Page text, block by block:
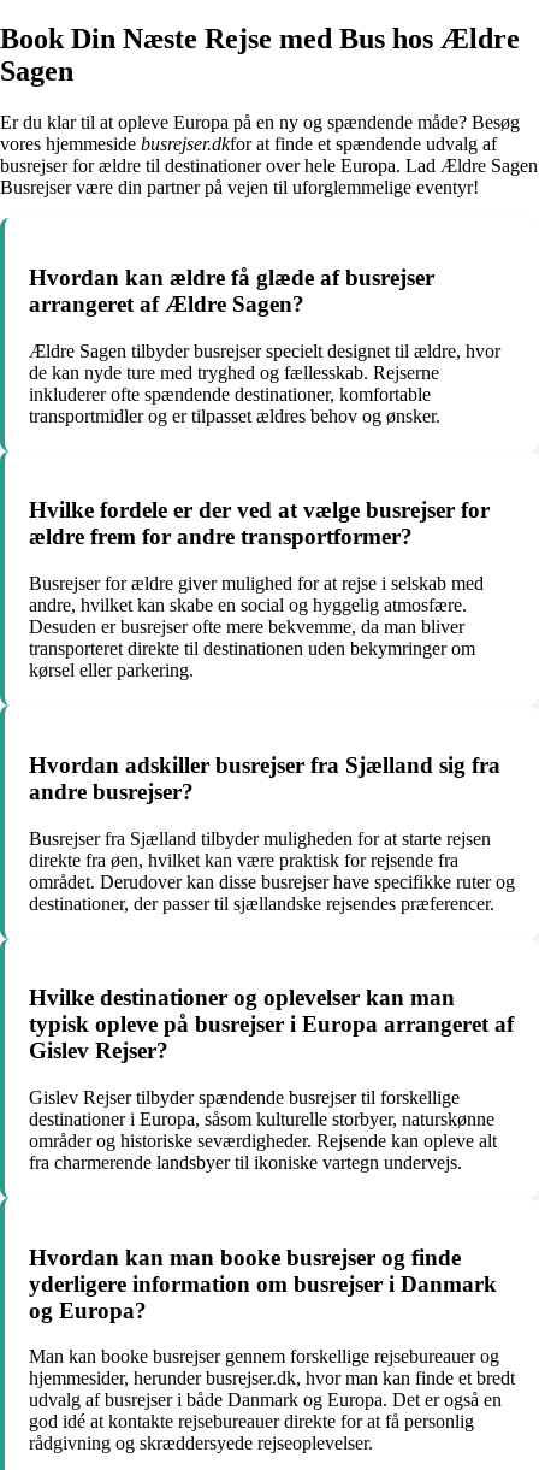
Book Din Næste Rejse med Bus hos Ældre
Sagen
Er du klar til at opleve Europa på en ny og spændende måde? Besøg
vores hjemmeside busrejser.dkfor at finde et spændende udvalg af
busrejser for ældre til destinationer over hele Europa. Lad Ældre Sagen
Busrejser være din partner på vejen til uforglemmelige eventyr!
Hvordan kan ældre få glæde af busrejser
arrangeret af Ældre Sagen?
Ældre Sagen tilbyder busrejser specielt designet til ældre, hvor
de kan nyde ture med tryghed og fællesskab. Rejserne
inkluderer ofte spændende destinationer, komfortable
transportmidler og er tilpasset ældres behov og ønsker.
Hvilke fordele er der ved at vælge busrejser for
ældre frem for andre transportformer?
Busrejser for ældre giver mulighed for at rejse i selskab med
andre, hvilket kan skabe en social og hyggelig atmosfære.
Desuden er busrejser ofte mere bekvemme, da man bliver
transporteret direkte til destinationen uden bekymringer om
kørsel eller parkering.
Hvordan adskiller busrejser fra Sjælland sig fra
andre busrejser?
Busrejser fra Sjælland tilbyder muligheden for at starte rejsen
direkte fra øen, hvilket kan være praktisk for rejsende fra
området. Derudover kan disse busrejser have specifikke ruter og
destinationer, der passer til sjællandske rejsendes præferencer.
Hvilke destinationer og oplevelser kan man
typisk opleve på busrejser i Europa arrangeret af
Gislev Rejser?
Gislev Rejser tilbyder spændende busrejser til forskellige
destinationer i Europa, såsom kulturelle storbyer, naturskønne
områder og historiske seværdigheder. Rejsende kan opleve alt
fra charmerende landsbyer til ikoniske vartegn undervejs.
Hvordan kan man booke busrejser og finde
yderligere information om busrejser i Danmark
og Europa?
Man kan booke busrejser gennem forskellige rejsebureauer og
hjemmesider, herunder busrejser.dk, hvor man kan finde et bredt
udvalg af busrejser i både Danmark og Europa. Det er også en
god idé at kontakte rejsebureauer direkte for at få personlig
rådgivning og skræddersyede rejseoplevelser.